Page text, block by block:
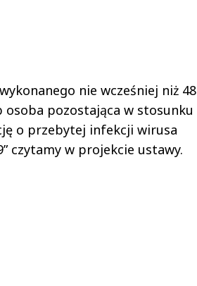
nie wcześniej niż 48
pozostająca w stosunku
o przebytej infekcji wirusa
czytamy w projekcie ustawy.